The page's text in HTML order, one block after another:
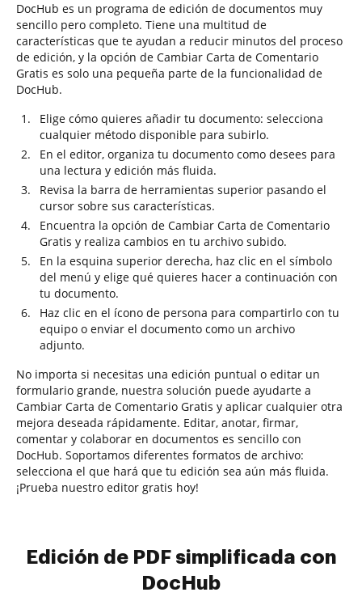
DocHub es un programa de edición de documentos muy
sencillo pero completo. Tiene una multitud de
características que te ayudan a reducir minutos del proceso
de edición, y la opción de Cambiar Carta de Comentario
Gratis es solo una pequeña parte de la funcionalidad de
DocHub.
Elige cómo quieres añadir tu documento: selecciona
cualquier método disponible para subirlo.
En el editor, organiza tu documento como desees para
una lectura y edición más fluida.
Revisa la barra de herramientas superior pasando el
cursor sobre sus características.
Encuentra la opción de Cambiar Carta de Comentario
Gratis y realiza cambios en tu archivo subido.
En la esquina superior derecha, haz clic en el símbolo
del menú y elige qué quieres hacer a continuación con
tu documento.
Haz clic en el ícono de persona para compartirlo con tu
equipo o enviar el documento como un archivo
adjunto.
No importa si necesitas una edición puntual o editar un
formulario grande, nuestra solución puede ayudarte a
Cambiar Carta de Comentario Gratis y aplicar cualquier otra
mejora deseada rápidamente. Editar, anotar, firmar,
comentar y colaborar en documentos es sencillo con
DocHub. Soportamos diferentes formatos de archivo:
selecciona el que hará que tu edición sea aún más fluida.
¡Prueba nuestro editor gratis hoy!
Edición de PDF simplificada con
DocHub